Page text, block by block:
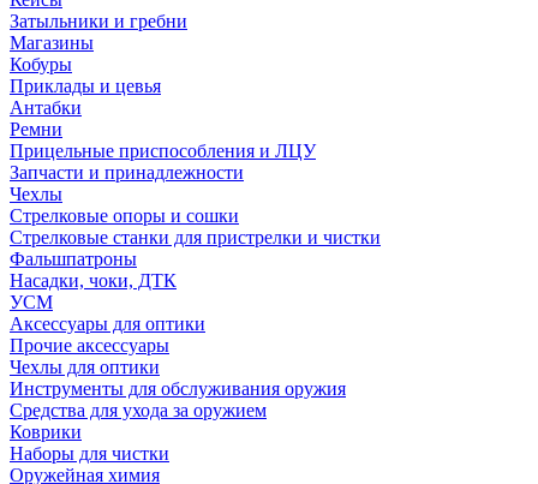
Затыльники и гребни
Магазины
Кобуры
Приклады и цевья
Антабки
Ремни
Прицельные приспособления и ЛЦУ
Запчасти и принадлежности
Чехлы
Стрелковые опоры и сошки
Стрелковые станки для пристрелки и чистки
Фальшпатроны
Насадки, чоки, ДТК
УСМ
Аксессуары для оптики
Прочие аксессуары
Чехлы для оптики
Инструменты для обслуживания оружия
Средства для ухода за оружием
Коврики
Наборы для чистки
Оружейная химия